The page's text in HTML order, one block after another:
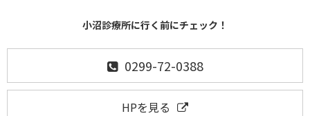
小沼診療所に行く前にチェック！
0299-72-0388
HPを見る